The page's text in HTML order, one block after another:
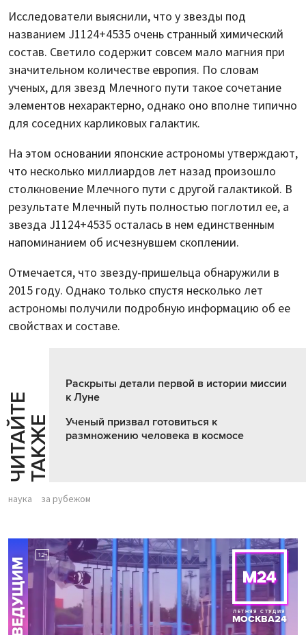
Исследователи выяснили, что у звезды под
названием J1124+4535 очень странный химический
состав. Светило содержит совсем мало магния при
значительном количестве европия. По словам
ученых, для звезд Млечного пути такое сочетание
элементов нехарактерно, однако оно вполне типично
для соседних карликовых галактик.
На этом основании японские астрономы утверждают,
что несколько миллиардов лет назад произошло
столкновение Млечного пути с другой галактикой. В
результате Млечный путь полностью поглотил ее, а
звезда J1124+4535 осталась в нем единственным
напоминанием об исчезнувшем скоплении.
Отмечается, что звезду-пришельца обнаружили в
2015 году. Однако только спустя несколько лет
астрономы получили подробную информацию об ее
свойствах и составе.
Ч
И
Т
АЙ
Т
Е
Т
А
К
ЖЕ
Раскрыты детали первой в истории миссии
к Луне
Ученый призвал готовиться к
размножению человека в космосе
наука за рубежом